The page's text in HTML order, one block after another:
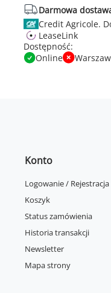
Darmowa
Credit Agricole.
LeaseLink
Dostępność:
Online
Konto
Logowanie / Rejestracja
Koszyk
Status zamówienia
Historia transakcji
Newsletter
Mapa strony